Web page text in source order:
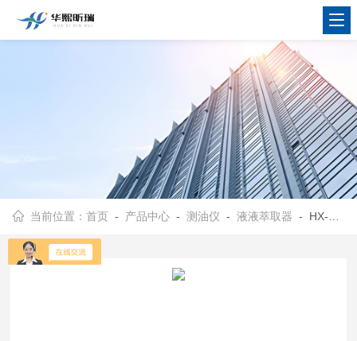
当前位置：首页 - 产品中心 -测油仪 -液液萃取器 - HX-OIL-03射流萃取仪 实验室萃取设备